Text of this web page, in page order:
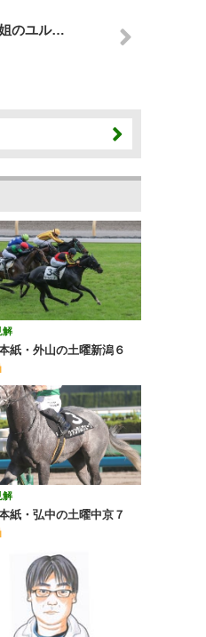
姐のユル…
解
本紙・外山の土曜新潟６
解
本紙・弘中の土曜中京７